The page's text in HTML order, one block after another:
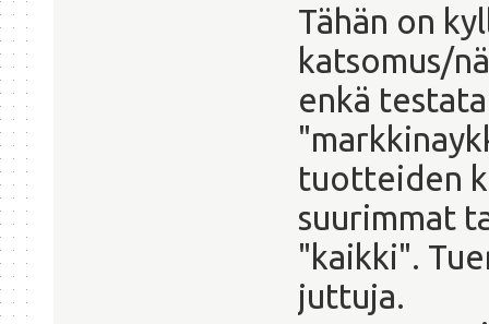
Tähän on
katsomus/
enkä
tuotteiden
suurimmat
"kaikki".
juttuja.